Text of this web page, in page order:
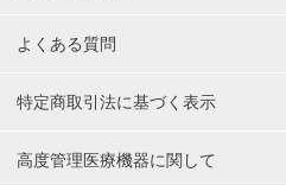
よくある質問
特定商取引法に基づく表示
高度管理医療機器に関して